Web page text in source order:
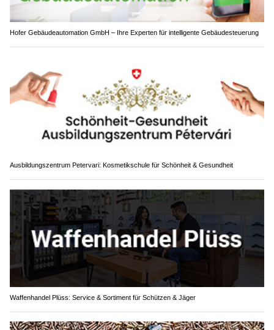
Hofer Gebäudeautomation GmbH – Ihre Experten für intelligente Gebäudesteuerung
Ausbildungszentrum Petervari: Kosmetikschule für Schönheit & Gesundheit
Waffenhandel Plüss: Service & Sortiment für Schützen & Jäger